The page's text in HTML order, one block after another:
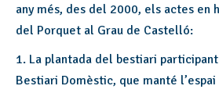
any més, des del 2000, els actes en
del Porquet al Grau de Castelló:
1. La plantada del bestiari
Bestiari Domèstic, que manté